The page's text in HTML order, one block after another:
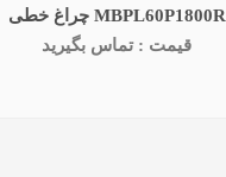
MBPL60P1800R چراغ خطی
قیمت : تماس بگیرید